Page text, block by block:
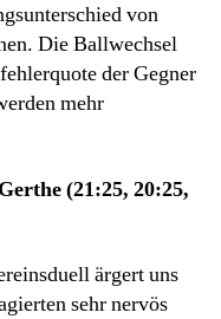
von
Die Ballwechsel
der Gegner
mehr
(21:25, 20:25,
ärgert uns
sehr nervös